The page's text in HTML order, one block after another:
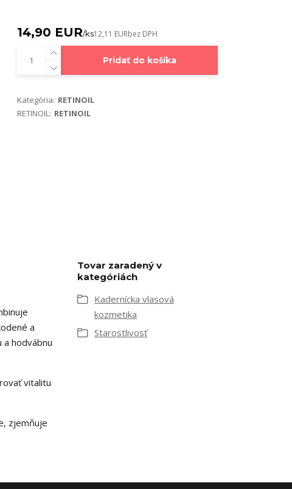
14,90 EUR/ks12,11 EURbez DPH
Pridať do košíka
Kategória: RETINOIL
RETINOIL: RETINOIL
a
hodvábnu
vitalitu
zjemňuje
Tovar zaradený v
kategóriách
Kadernícka vlasová
kozmetika
Starostlivosť